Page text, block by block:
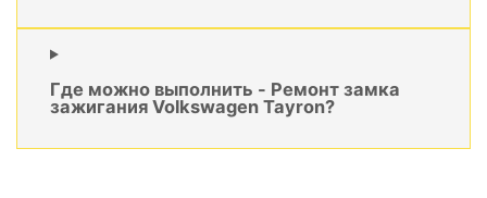
Где можно выполнить - Ремонт замка
зажигания Volkswagen Tayron?